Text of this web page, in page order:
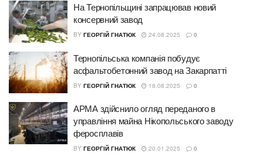
На Тернопільщині запрацював новий
консервний завод
BY ГЕОРГІЙ ГНАТЮК 24.08.2025 0
Тернопільська компанія побудує
асфальтобетонний завод на Закарпатті
BY ГЕОРГІЙ ГНАТЮК 18.08.2025 0
АРМА здійснило огляд переданого в
управління майна Нікопольського заводу
феросплавів
BY ГЕОРГІЙ ГНАТЮК 20.01.2025 0